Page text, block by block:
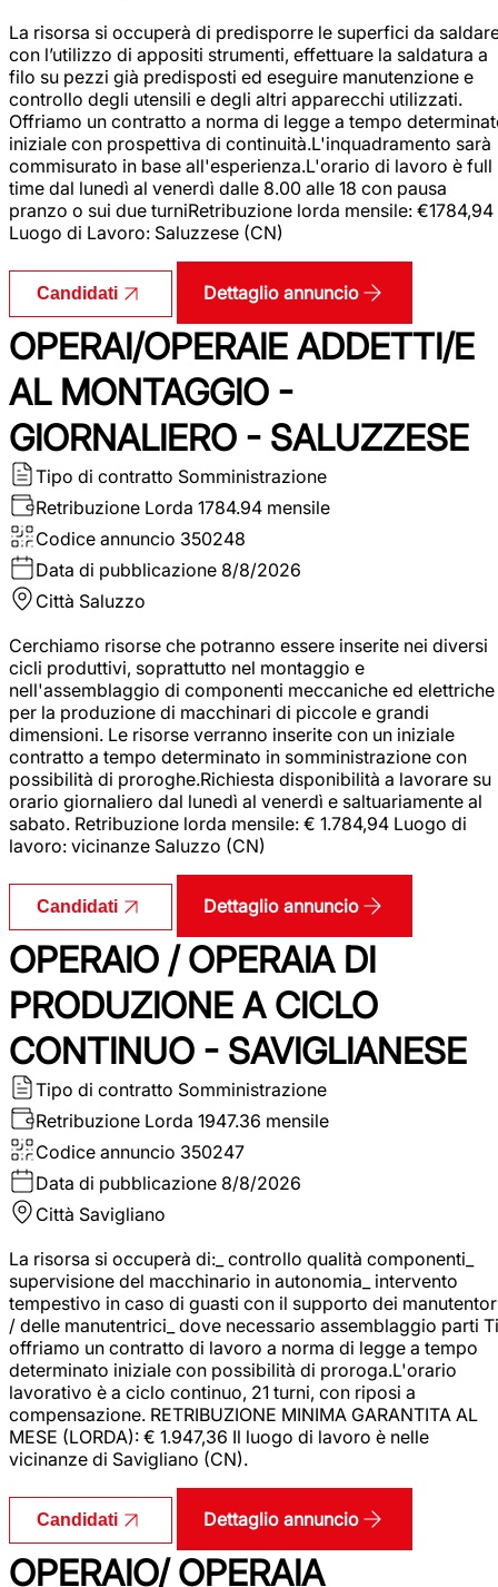
La risorsa si occuperà di predisporre le superfici da
con l’utilizzo di appositi strumenti, effettuare la saldatura a
filo su pezzi già predisposti ed eseguire manutenzione e
controllo degli utensili e degli altri apparecchi utilizzati.
Offriamo un contratto a norma di legge a tempo
iniziale con prospettiva di continuità.L'inquadramento sarà
commisurato in base all'esperienza.L'orario di lavoro è full
time dal lunedì al venerdì dalle 8.00 alle 18 con pausa
pranzo o sui due turniRetribuzione lorda mensile: €1784,94
Luogo di Lavoro: Saluzzese (CN)
Candidati Dettaglio annuncio
OPERAI/OPERAIE ADDETTI/E
AL MONTAGGIO -
GIORNALIERO - SALUZZESE
Tipo di contratto Somministrazione
Retribuzione Lorda 1784.94 mensile
Codice annuncio 350248
Data di pubblicazione 8/8/2026
Città Saluzzo
Cerchiamo risorse che potranno essere inserite nei diversi
cicli produttivi, soprattutto nel montaggio e
nell'assemblaggio di componenti meccaniche ed elettriche
per la produzione di macchinari di piccole e grandi
dimensioni. Le risorse verranno inserite con un iniziale
contratto a tempo determinato in somministrazione con
possibilità di proroghe.Richiesta disponibilità a lavorare su
orario giornaliero dal lunedì al venerdì e saltuariamente al
sabato. Retribuzione lorda mensile: € 1.784,94 Luogo di
lavoro: vicinanze Saluzzo (CN)
Candidati Dettaglio annuncio
OPERAIO / OPERAIA DI
PRODUZIONE A CICLO
CONTINUO - SAVIGLIANESE
Tipo di contratto Somministrazione
Retribuzione Lorda 1947.36 mensile
Codice annuncio 350247
Data di pubblicazione 8/8/2026
Città Savigliano
La risorsa si occuperà di:_ controllo qualità componenti_
supervisione del macchinario in autonomia_ intervento
tempestivo in caso di guasti con il supporto dei
/ delle manutentrici_ dove necessario assemblaggio parti Ti
offriamo un contratto di lavoro a norma di legge a tempo
determinato iniziale con possibilità di proroga.L'orario
lavorativo è a ciclo continuo, 21 turni, con riposi a
compensazione. RETRIBUZIONE MINIMA GARANTITA AL
MESE (LORDA): € 1.947,36 Il luogo di lavoro è nelle
vicinanze di Savigliano (CN).
Candidati Dettaglio annuncio
OPERAIO/ OPERAIA